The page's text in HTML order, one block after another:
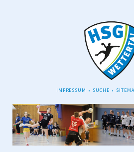
NAVIGATION
IMPRESSUM SUCHE